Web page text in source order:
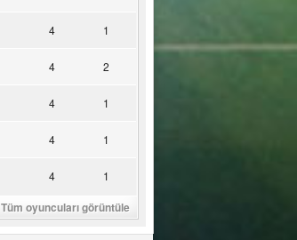
4 1
4 2
4 1
4 1
4 1
Tüm oyuncuları görüntüle